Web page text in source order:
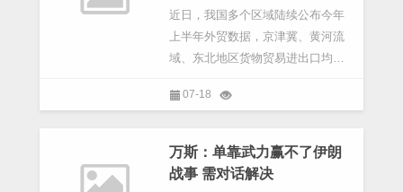
近日，我国多个区域陆续公布今年
上半年外贸数据，京津冀、黄河流
域、东北地区货物贸易进出口均保
新高。
07-18
万斯：单靠武力赢不了伊朗
战事 需对话解决